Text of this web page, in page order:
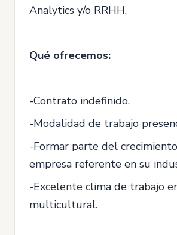
Analytics y/o RRHH.
Qué ofrecemos:
-Contrato indefinido.
-Modalidad de trabajo
-Formar parte del
empresa referente en su
-Excelente clima de trabajo
multicultural.